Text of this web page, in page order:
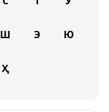
Ш Э Ю
Ҳ